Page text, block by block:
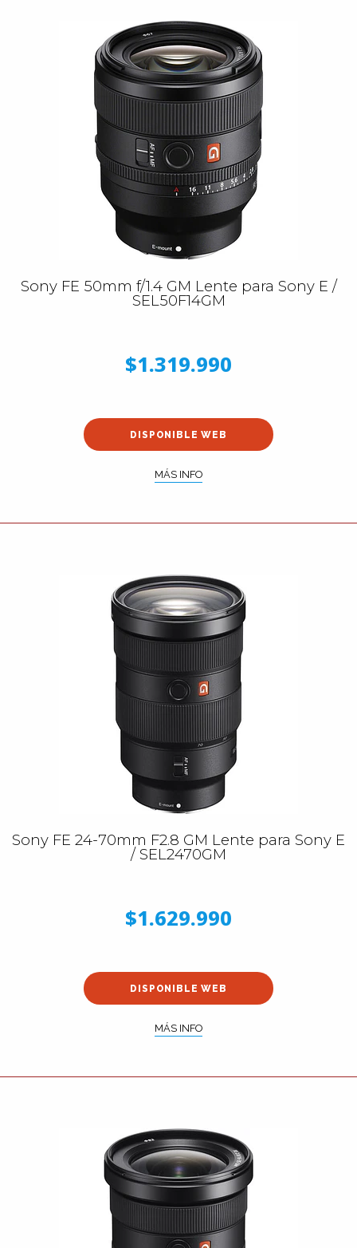
Sony FE 50mm f/1.4 GM Lente para Sony E /
SEL50F14GM
$1.319.990
DISPONIBLE WEB
MÁS INFO
Sony FE 24-70mm F2.8 GM Lente para Sony E
/ SEL2470GM
$1.629.990
DISPONIBLE WEB
MÁS INFO